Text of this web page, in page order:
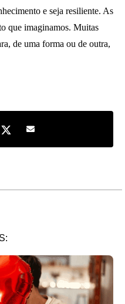
e seja resiliente. As
que imaginamos. Muitas
de uma forma ou de outra,
Facebook
Share on TwitterShare by e-mail